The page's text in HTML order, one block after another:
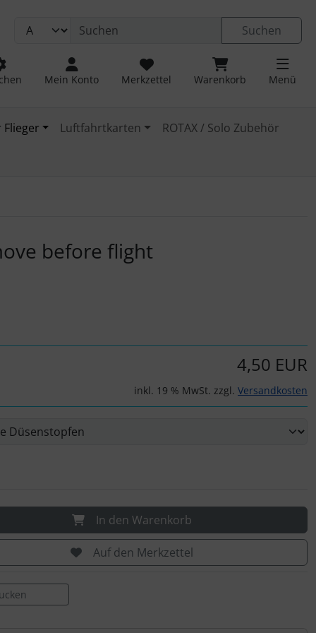
Suchen
Mein Konto Merkzettel Warenkorb Menü
Luftfahrtkarten ROTAX / Solo Zubehör
before flight
4,50 EUR
inkl. 19 % MwSt. zzgl. Versandkosten
In den Warenkorb
Auf den Merkzettel